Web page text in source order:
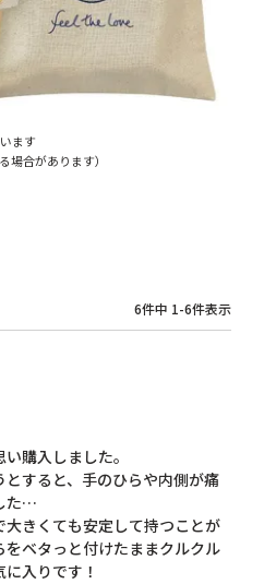
ます
場合があります）
6件中 1-6件表示
購入しました。
すると、手のひらや内側が痛
た…
きくても安定して持つことが
ベタっと付けたままクルクル
入りです！